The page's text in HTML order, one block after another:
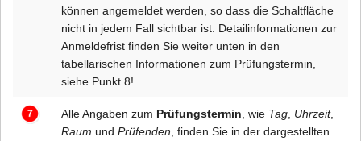
können angemeldet werden, so dass die Schaltfläche
nicht in jedem Fall sichtbar ist. Detailinformationen zur
Anmeldefrist finden Sie weiter unten in den
tabellarischen Informationen zum Prüfungstermin,
siehe Punkt 8!
Alle Angaben zum Prüfungstermin , wie Tag Uhrzeit,
Raum und Prüfenden , finden Sie in der dargestellten